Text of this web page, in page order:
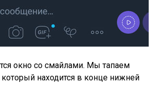
окно со смайлами. Мы тапаем
находится в конце нижней